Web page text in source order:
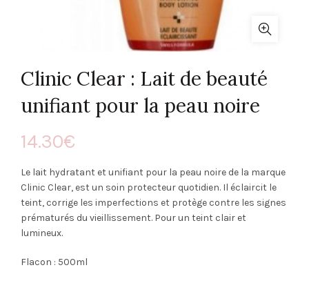
Clinic Clear : Lait de beauté
unifiant pour la peau noire
14.30€
Le lait hydratant et unifiant pour la peau noire de la marque
Clinic Clear, est un soin protecteur quotidien. Il éclaircit le
teint, corrige les imperfections et protège contre les signes
prématurés du vieillissement. Pour un teint clair et
lumineux.
Flacon : 500ml